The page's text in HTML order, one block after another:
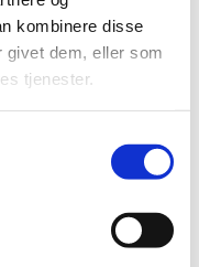
kombinere disse
givet dem, eller som
tjenester.
anerkendes til
udrejse.
transitland på
eller et EU-
ambassade.
fremmedpas,